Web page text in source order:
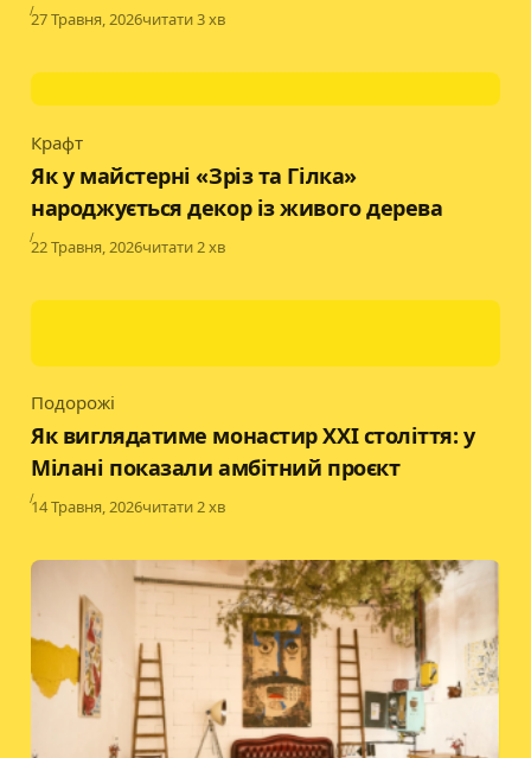
Published
27 Травня, 2026читати 3 хв
Category
Крафт
Як у майстерні «Зріз та Гілка»
народжується декор із живого дерева
Published
22 Травня, 2026читати 2 хв
Category
Подорожі
Як виглядатиме монастир XXI століття: у
Мілані показали амбітний проєкт
Published
14 Травня, 2026читати 2 хв